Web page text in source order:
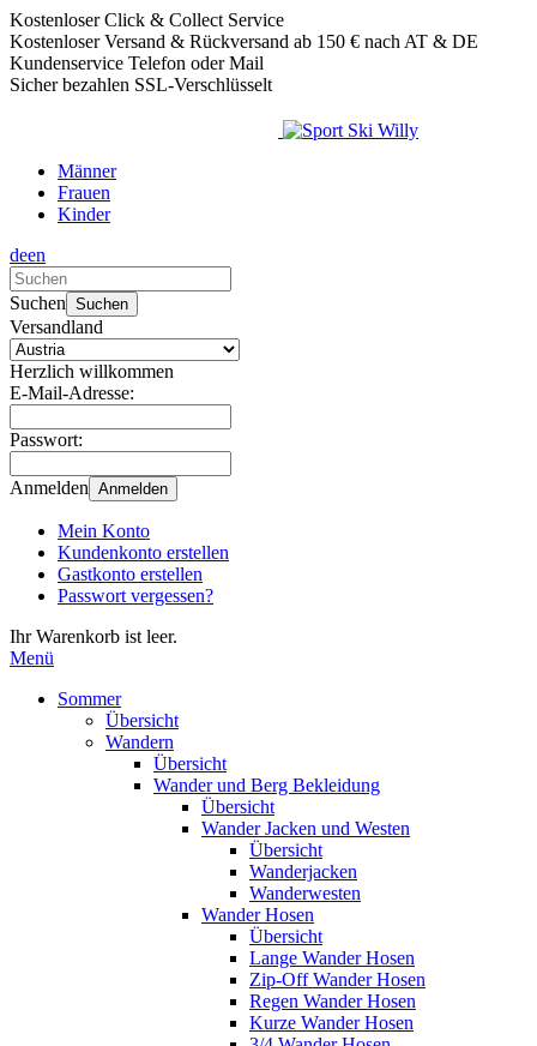
Kostenloser Click & Collect Service
Kostenloser Versand & Rückversand ab 150 € nach AT & DE
Kundenservice Telefon oder Mail
Sicher bezahlen SSL-Verschlüsselt
Männer
Frauen
Kinder
deen
die
nach
oben
unten,
um
das
können
Touch-
und
Streichgesten
verwenden.
Suchen Suchen
Versandland
Herzlich willkommen
E-Mail-Adresse:
Passwort:
Anmelden Anmelden
Mein Konto
Kundenkonto erstellen
Gastkonto erstellen
Passwort vergessen?
Ihr Warenkorb ist leer.
Menü
Sommer
Übersicht
Wandern
Übersicht
Wander und Berg Bekleidung
Übersicht
Wander Jacken und Westen
Übersicht
Wanderjacken
Wanderwesten
Wander Hosen
Übersicht
Lange Wander Hosen
Zip-Off Wander Hosen
Regen Wander Hosen
Kurze Wander Hosen